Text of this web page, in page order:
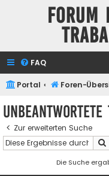
Forum
FAQ
Portal Foren-
Unbeantwortete
Zur erweiterten Suche
Die Suche